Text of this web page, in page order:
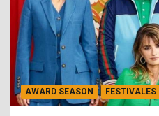
AWARD SEASON FESTIVALES